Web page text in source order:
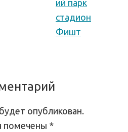
опубликован.
помечены *